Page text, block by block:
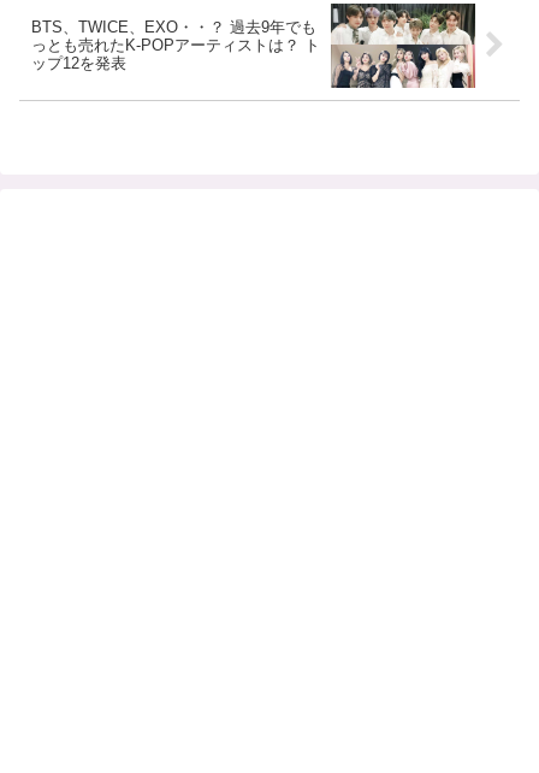
BTS、TWICE、EXO・・？ 過去9年でも
っとも売れたK-POPアーティストは？ ト
ップ12を発表